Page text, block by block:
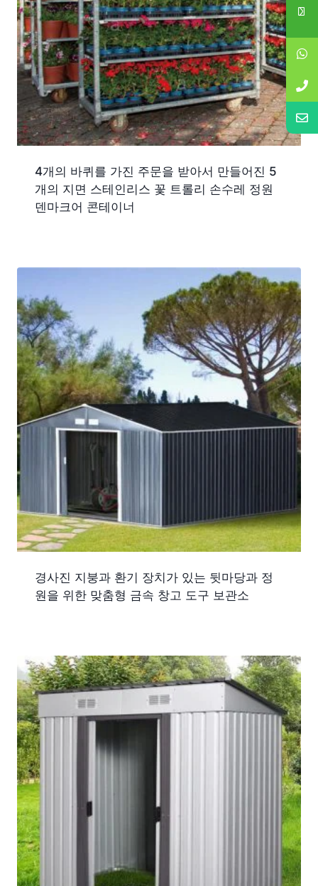
4개의 바퀴를 가진 주문을 받아서 만들어진 5
개의 지면 스테인리스 꽃 트롤리 손수레 정원
덴마크어 콘테이너
경사진 지붕과 환기 장치가 있는 뒷마당과 정
원을 위한 맞춤형 금속 창고 도구 보관소